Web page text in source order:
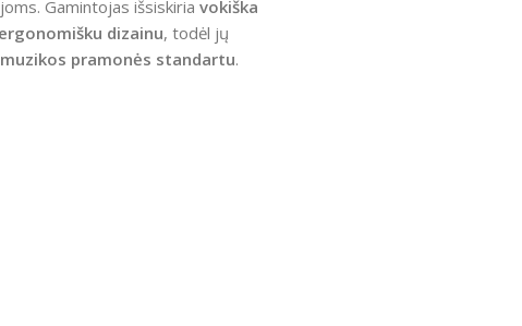
Gamintojas išsiskiria vokiška
dizainu, todėl jų
pramonės standartu.